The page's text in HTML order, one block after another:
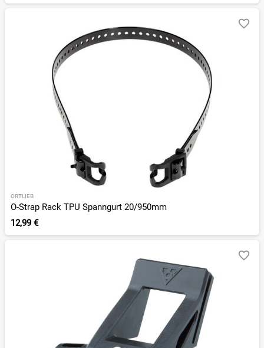
ORTLIEB
O-Strap Rack TPU Spanngurt 20/950mm
12,99 €